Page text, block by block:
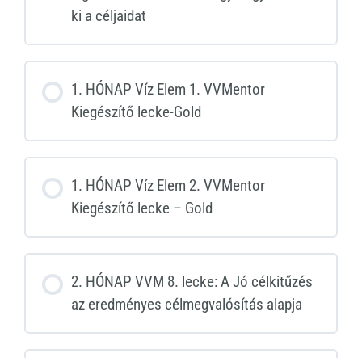
ki a céljaidat
1. HÓNAP Víz Elem 1. VVMentor
Kiegészítő lecke-Gold
1. HÓNAP Víz Elem 2. VVMentor
Kiegészítő lecke – Gold
2. HÓNAP VVM 8. lecke: A Jó célkitűzés
az eredményes célmegvalósítás alapja